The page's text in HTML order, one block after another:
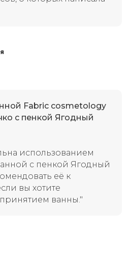
Fabric cosmetology
с пенкой Ягодный
использованием
с пенкой Ягодный
её к
вы хотите
ванны."